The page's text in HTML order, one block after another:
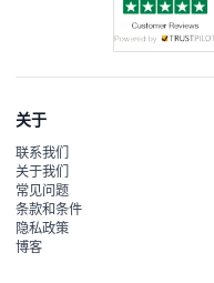
关于
联系我们
关于我们
常见问题
条款和条件
隐私政策
博客